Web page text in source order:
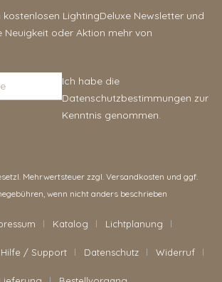
kostenlosen LightingDeluxe Newsletter und
Neuigkeit oder Aktion mehr von
Ich habe die
Datenschutzbestimmungen zur
Kenntnis genommen.
Mehrwertsteuer zzgl. Versandkosten und ggf.
wenn nicht anders beschrieben
Katalog Lichtplanung
Hilfe / Support Datenschutz Widerruf